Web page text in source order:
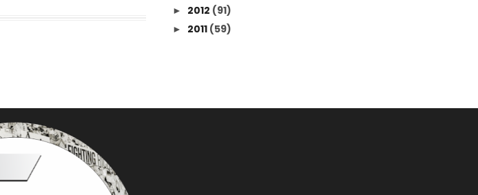
► 2012 (91)
► 2011 (59)